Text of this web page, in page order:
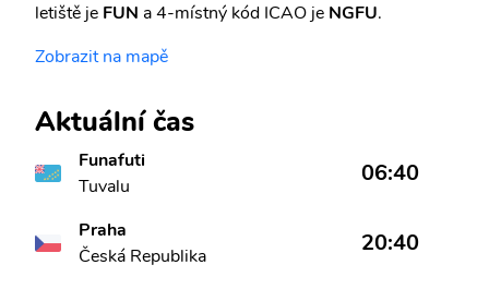
letiště je FUN a 4-místný kód ICAO je NGFU.
Zobrazit na mapě
Aktuální čas
Funafuti
Tuvalu
06:40
Praha
Česká Republika
20:40